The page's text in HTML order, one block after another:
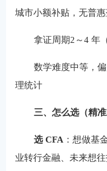
城市小额补贴，无普
拿证周期2～4 年
数学难度中等，
理统计
三、怎么选（精准
选 CFA ：想做基
业转行金融、未来想